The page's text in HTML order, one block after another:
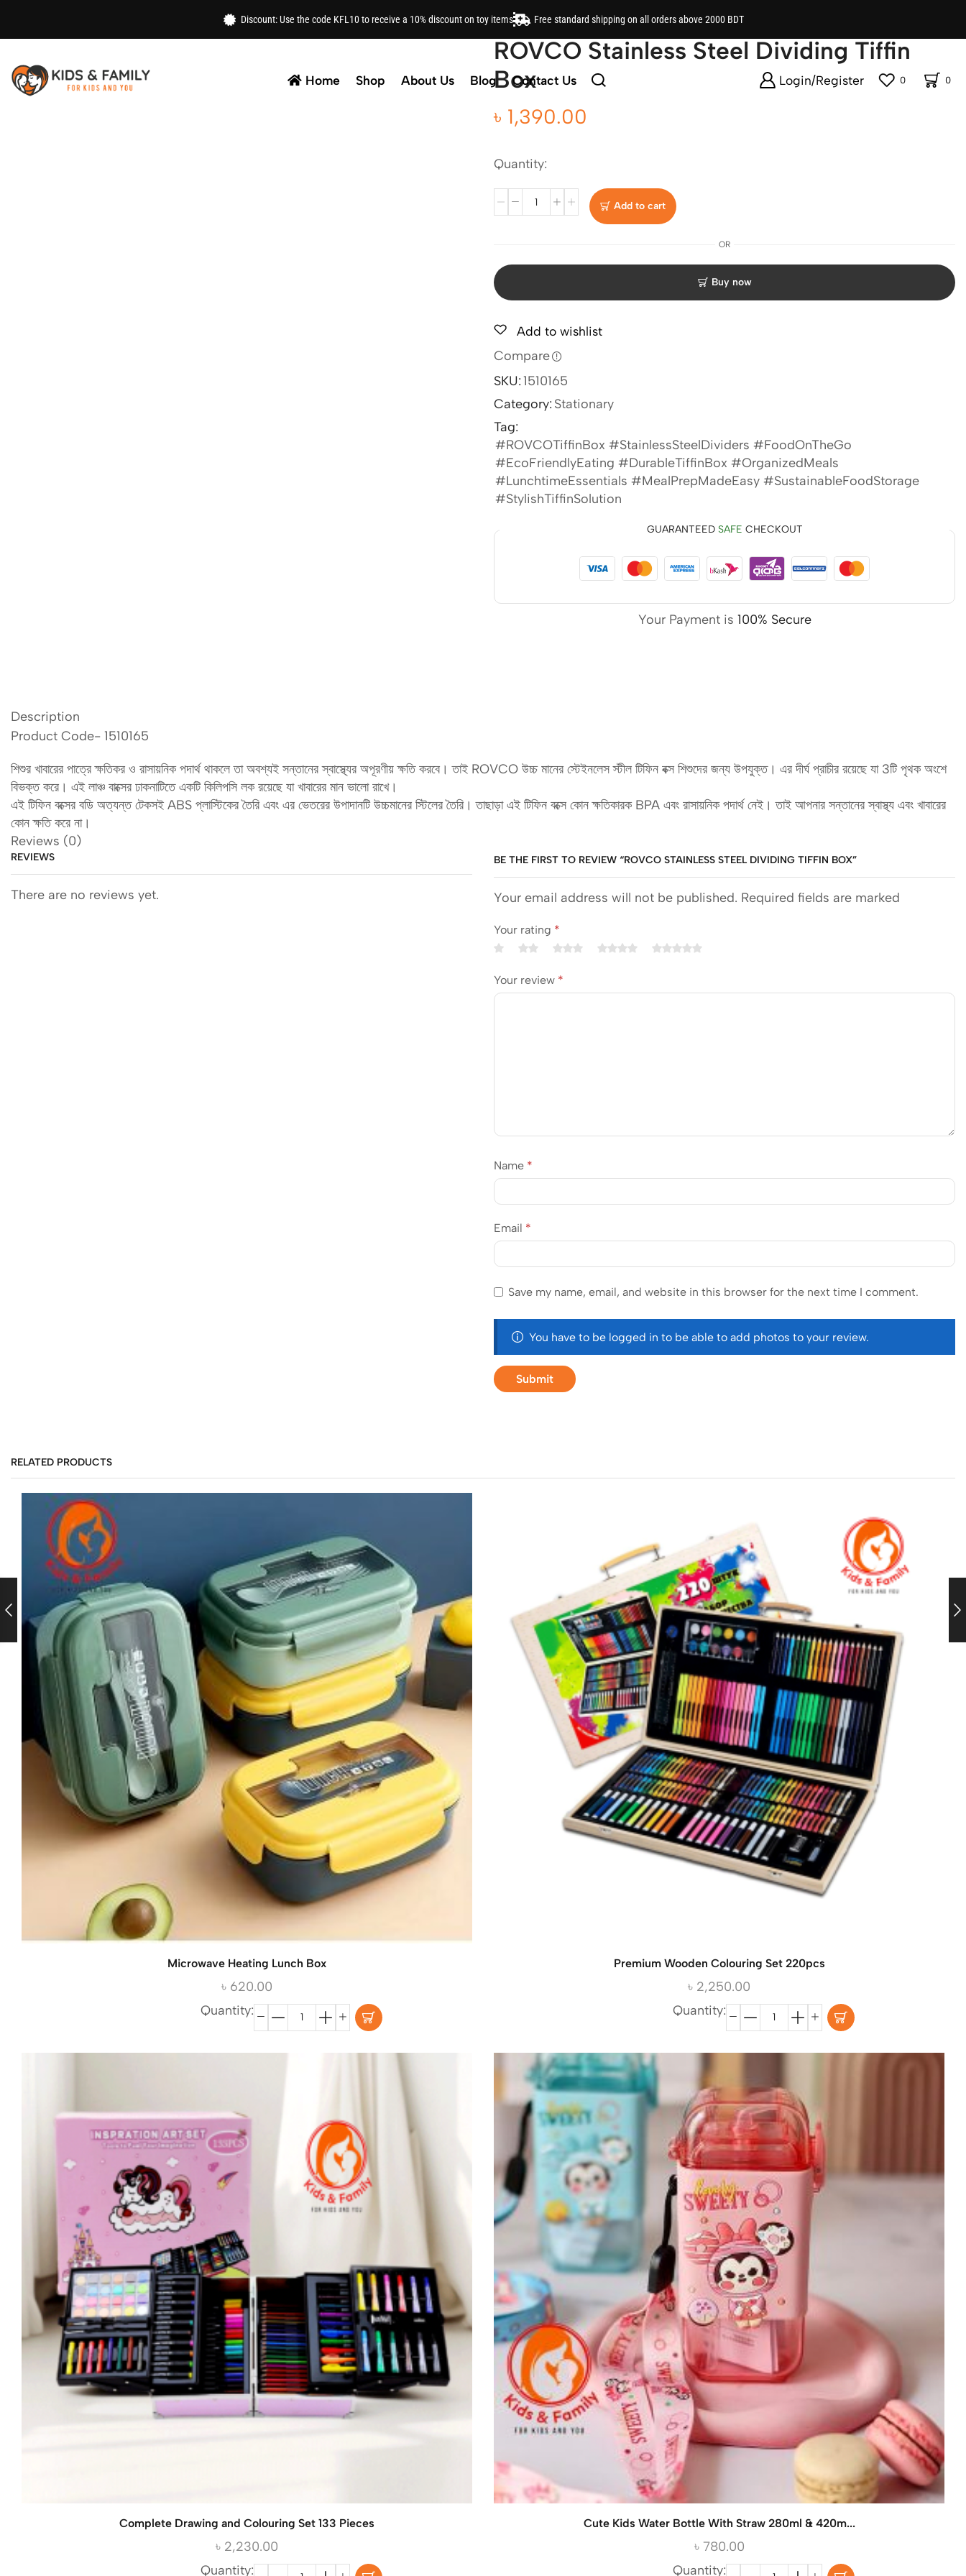
Discount: Use the code KFL10 to receive a 10% discount on toy items Free standard shipping on all orders above 2000 BDT
Home Shop About Us Blog Contact Us Login/Register 0 0
ROVCO Stainless Steel Dividing Tiffin
Box
৳ 1,390.00
Quantity:
Add to cart
OR
Buy now
Add to wishlist
Compare
SKU: 1510165
Category: Stationary
Tag:
#ROVCOTiffinBox #StainlessSteelDividers #FoodOnTheGo
#EcoFriendlyEating #DurableTiffinBox #OrganizedMeals
#LunchtimeEssentials #MealPrepMadeEasy #SustainableFoodStorage
#StylishTiffinSolution
GUARANTEED SAFE CHECKOUT
Your Payment is 100% Secure
Description
Product Code- 1510165
শিশুর খাবারের পাত্রে ক্ষতিকর ও রাসায়নিক পদার্থ থাকলে তা অবশ্যই সন্তানের স্বাস্থ্যের অপূরণীয় ক্ষতি করবে। তাই ROVCO উচ্চ মানের স্টেইনলেস স্টীল টিফিন বক্স শিশুদের জন্য উপযুক্ত। এর দীর্ঘ প্রাচীর রয়েছে যা 3টি পৃথক অংশে
বিভক্ত করে। এই লাঞ্চ বাক্সের ঢাকনাটিতে একটি কিলিপসি লক রয়েছে যা খাবারের মান ভালো রাখে।
এই টিফিন বক্সের বডি অত্যন্ত টেকসই ABS প্লাস্টিকের তৈরি এবং এর ভেতরের উপাদানটি উচ্চমানের স্টিলের তৈরি। তাছাড়া এই টিফিন বক্সে কোন ক্ষতিকারক BPA এবং রাসায়নিক পদার্থ নেই। তাই আপনার সন্তানের স্বাস্থ্য এবং খাবারের
কোন ক্ষতি করে না।
Reviews (0)
REVIEWS
There are no reviews yet.
BE THE FIRST TO REVIEW “ROVCO STAINLESS STEEL DIVIDING TIFFIN BOX”
Your email address will not be published. Required fields are marked
Your rating *
Your review *
Name *
Email *
Save my name, email, and website in this browser for the next time I comment.
You have to be logged in to be able to add photos to your review.
RELATED PRODUCTS
Microwave Heating Lunch Box
৳ 620.00
Quantity:
Premium Wooden Colouring Set 220pcs
৳ 2,250.00
Quantity:
Complete Drawing and Colouring Set 133 Pieces
৳ 2,230.00
Quantity:
Cute Kids Water Bottle With Straw 280ml & 420m...
৳ 780.00
Quantity: